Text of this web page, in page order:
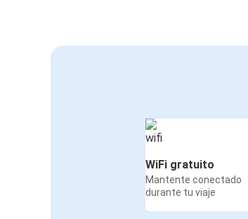
WiFi gratuito
Mantente conectado
durante tu viaje